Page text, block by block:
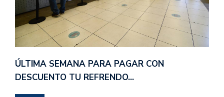
ÚLTIMA SEMANA PARA PAGAR CON
DESCUENTO TU REFRENDO…